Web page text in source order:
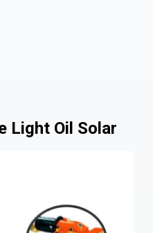
Light Oil Solar